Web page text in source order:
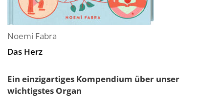
Noemí Fabra
Das Herz
Ein einzigartiges Kompendium über unser
wichtigstes Organ